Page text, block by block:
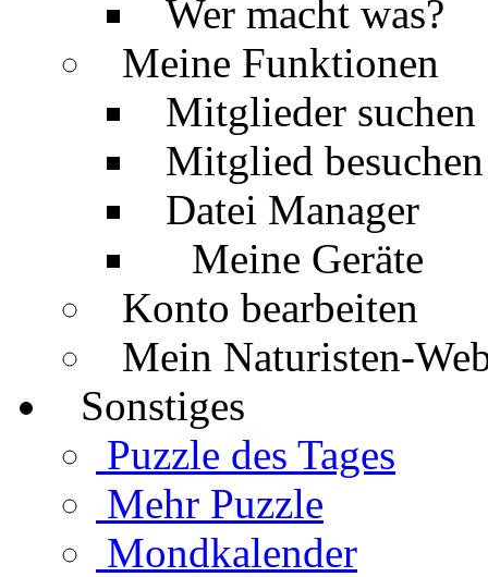
Wer macht was?
Meine Funktionen
Mitglieder suchen
Mitglied besuchen
Datei Manager
Meine Geräte
Konto bearbeiten
Mein Naturisten-
Sonstiges
Puzzle des Tages
Mehr Puzzle
Mondkalender